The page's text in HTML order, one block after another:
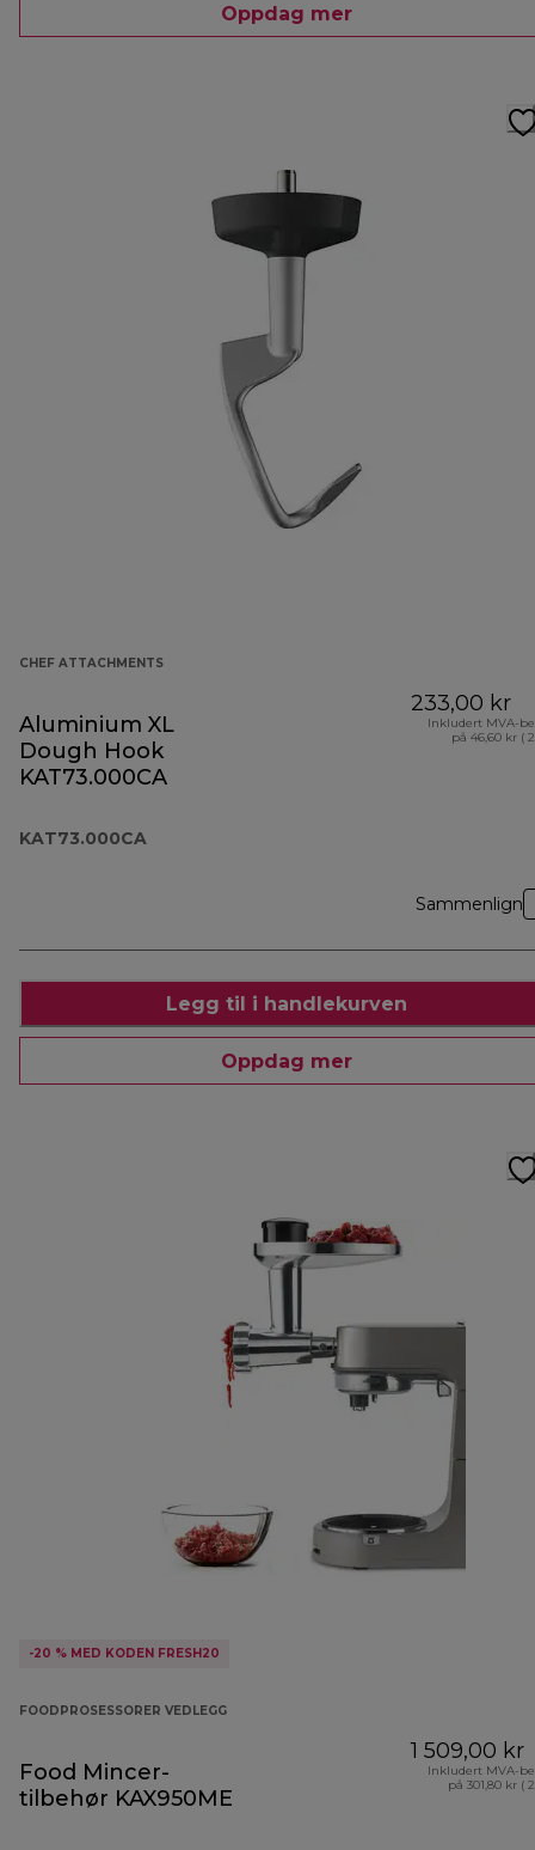
Oppdag mer
CHEF ATTACHMENTS
Aluminium XL
Dough Hook
KAT73.000CA
KAT73.000CA
233,00 kr
Inkludert MVA-
på 46,60 kr (
Sammenlign
Legg til i handlekurven
Oppdag mer
-20 % MED KODEN FRESH20
FOODPROSESSORER VEDLEGG
Food Mincer-
tilbehør KAX950ME
1 509,00 kr
Inkludert MVA-
på 301,80 kr (